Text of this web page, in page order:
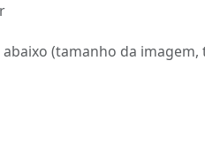
(tamanho da